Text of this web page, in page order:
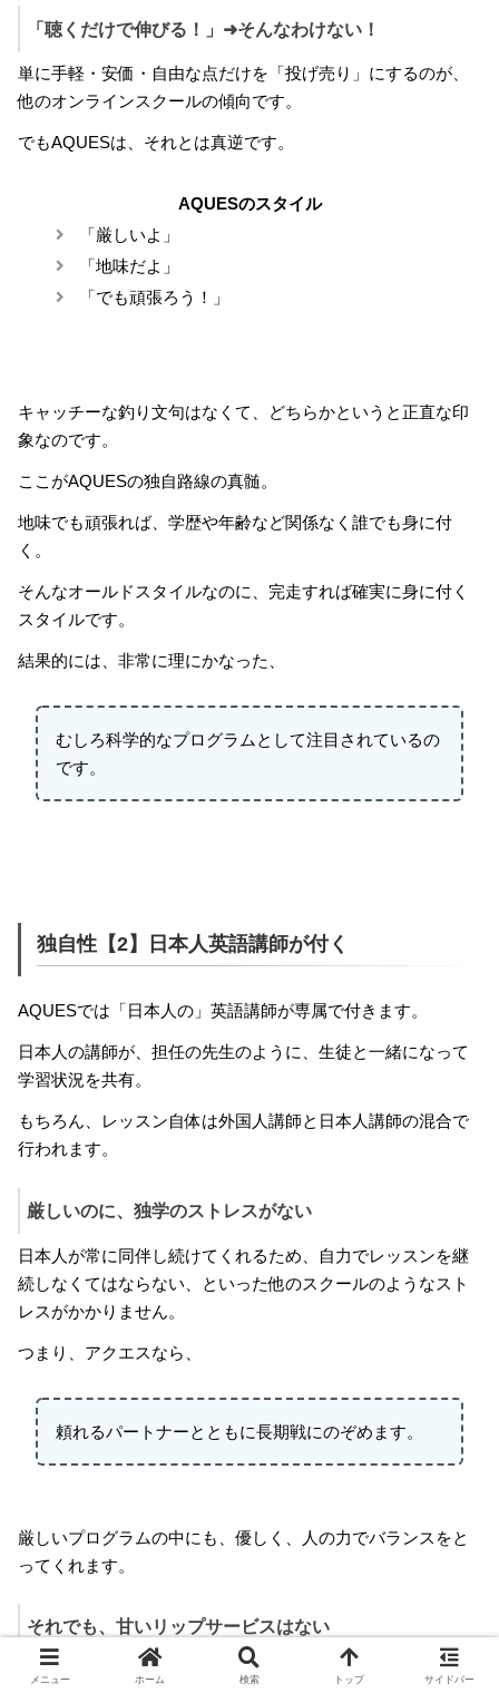
「聴くだけで伸びる！」➜そんなわけない！
単に手軽・安価・自由な点だけを「投げ売り」にするのが、
他のオンラインスクールの傾向です。
でもAQUESは、それとは真逆です。
AQUESのスタイル
「厳しいよ」
「地味だよ」
「でも頑張ろう！」
キャッチーな釣り文句はなくて、どちらかというと正直な印
象なのです。
ここがAQUESの独自路線の真髄。
地味でも頑張れば、学歴や年齢など関係なく誰でも身に付
く。
そんなオールドスタイルなのに、完走すれば確実に身に付く
スタイルです。
結果的には、非常に理にかなった、
むしろ科学的なプログラムとして注目されているの
です。
独自性【2】日本人英語講師が付く
AQUESでは「日本人の」英語講師が専属で付きます。
日本人の講師が、担任の先生のように、生徒と一緒になって
学習状況を共有。
もちろん、レッスン自体は外国人講師と日本人講師の混合で
行われます。
厳しいのに、独学のストレスがない
日本人が常に同伴し続けてくれるため、自力でレッスンを継
続しなくてはならない、といった他のスクールのようなスト
レスがかかりません。
つまり、アクエスなら、
頼れるパートナーとともに長期戦にのぞめます。
厳しいプログラムの中にも、優しく、人の力でバランスをと
ってくれます。
それでも、甘いリップサービスはない
「短期間でTOEICスコア●点アップ！」
メニュー ホーム 検索 トップ サイドバー